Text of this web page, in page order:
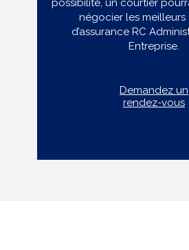
possibilité, un courtier
négocier les
d’assurance RC
Entreprise.
Demandez un
rendez-vous